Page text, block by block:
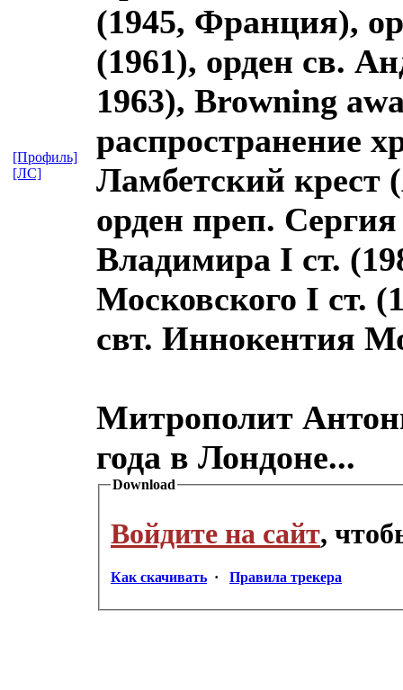
(1945, Франция),
(1961), орден св.
1963), Browning
распространение
Ламбетский крест
орден преп.
Владимира I ст.
Московского I ст.
свт. Иннокентия
Митрополит
года в Лондоне...
Download
Войдите на сайт,
Как скачивать · Правила трекера
[Профиль]
[ЛС]